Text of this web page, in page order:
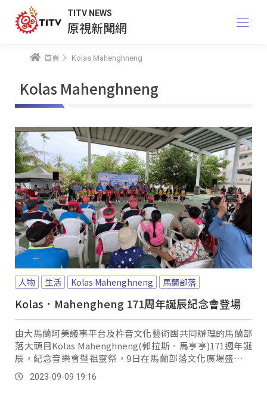
TITV NEWS
原視新聞網
首頁 Kolas Mahenghneng
Kolas Mahenghneng
人物 生活 Kolas Mahenghneng 馬蘭部落
Kolas．Mahengheng 171周年誕辰紀念會登場
由大馬蘭阿美議事平台及杵音文化藝術團共同辦理的馬蘭部
落大頭目Kolas Mahenghneng(郭拉斯．馬亨亨)171週年誕
辰，紀念音樂會暨祖靈祭，9日在馬蘭部落文化廣場盛大舉
行，當地族人也吟唱一首首的部落歌謠，希望以傳統方式來
緬懷過去馬蘭部落最有威望的Kakitaan(傳統領袖)。
2023-09-09 19:16